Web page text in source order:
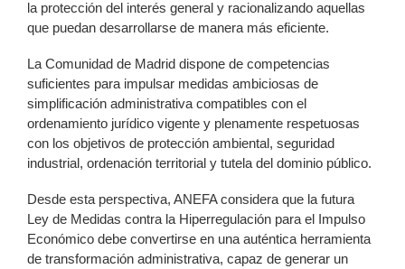
la protección del interés general y racionalizando aquellas
que puedan desarrollarse de manera más eficiente.
La Comunidad de Madrid dispone de competencias
suficientes para impulsar medidas ambiciosas de
simplificación administrativa compatibles con el
ordenamiento jurídico vigente y plenamente respetuosas
con los objetivos de protección ambiental, seguridad
industrial, ordenación territorial y tutela del dominio público.
Desde esta perspectiva, ANEFA considera que la futura
Ley de Medidas contra la Hiperregulación para el Impulso
Económico debe convertirse en una auténtica herramienta
de transformación administrativa, capaz de generar un